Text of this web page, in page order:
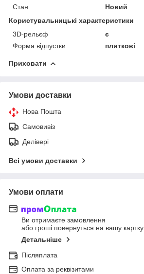
Стан
Новий
Користувальницькі характеристики
3D-рельєф
є
Форма відпустки
плиткові
Приховати
Умови доставки
Нова Пошта
Самовивіз
Делівері
Всі умови доставки
Умови оплати
Ви отримаєте замовлення
або гроші повернуться на вашу картку
Детальніше
Післяплата
Оплата за реквізитами